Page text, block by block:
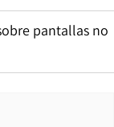
pantallas no